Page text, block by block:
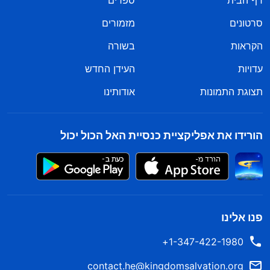
סרטונים
מזמורים
הקראות
בשורה
עדויות
העידן החדש
תצוגת התמונות
אודותינו
הורידו את אפליקציית כנסיית האל הכול יכול
פנו אלינו
1-347-422-1980+
contact.he@kingdomsalvation.org